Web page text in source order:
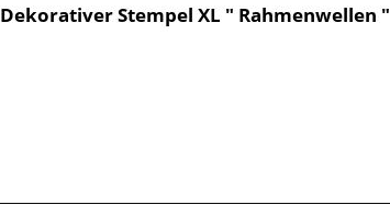
Dekorativer Stempel XL " Rahmenwellen "